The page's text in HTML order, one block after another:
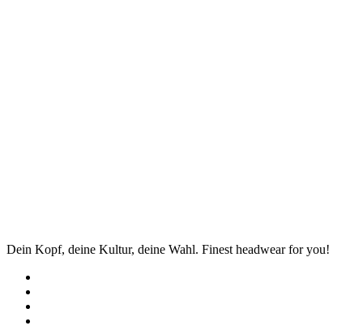
Dein Kopf, deine Kultur, deine Wahl. Finest headwear for you!